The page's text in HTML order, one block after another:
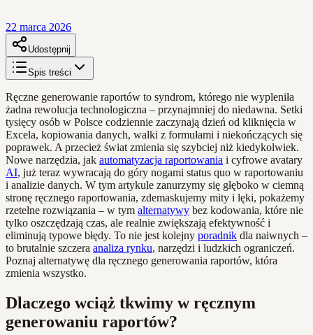
22 marca 2026
Udostępnij
Spis treści
Ręczne generowanie raportów to syndrom, którego nie wypleniła
żadna rewolucja technologiczna – przynajmniej do niedawna. Setki
tysięcy osób w Polsce codziennie zaczynają dzień od kliknięcia w
Excela, kopiowania danych, walki z formułami i niekończących się
poprawek. A przecież świat zmienia się szybciej niż kiedykolwiek.
Nowe narzędzia, jak automatyzacja raportowania i cyfrowe avatary
AI, już teraz wywracają do góry nogami status quo w raportowaniu
i analizie danych. W tym artykule zanurzymy się głęboko w ciemną
stronę ręcznego raportowania, zdemaskujemy mity i lęki, pokażemy
rzetelne rozwiązania – w tym alternatywy bez kodowania, które nie
tylko oszczędzają czas, ale realnie zwiększają efektywność i
eliminują typowe błędy. To nie jest kolejny poradnik dla naiwnych –
to brutalnie szczera analiza rynku, narzędzi i ludzkich ograniczeń.
Poznaj alternatywę dla ręcznego generowania raportów, która
zmienia wszystko.
Dlaczego wciąż tkwimy w ręcznym
generowaniu raportów?